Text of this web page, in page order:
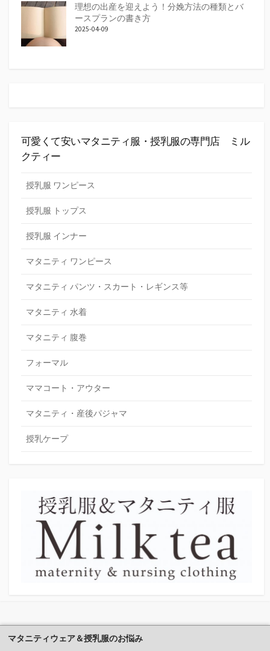
理想の出産を迎えよう！分娩方法の種類とバ
ースプランの書き方
2025-04-09
可愛くて安いマタニティ服・授乳服の専門店 ミル
クティー
授乳服 ワンピース
授乳服 トップス
授乳服 インナー
マタニティ ワンピース
マタニティ パンツ・スカート・レギンス等
マタニティ 水着
マタニティ 腹巻
フォーマル
ママコート・アウター
マタニティ・産後パジャマ
授乳ケープ
マタニティウェア＆授乳服のお悩み